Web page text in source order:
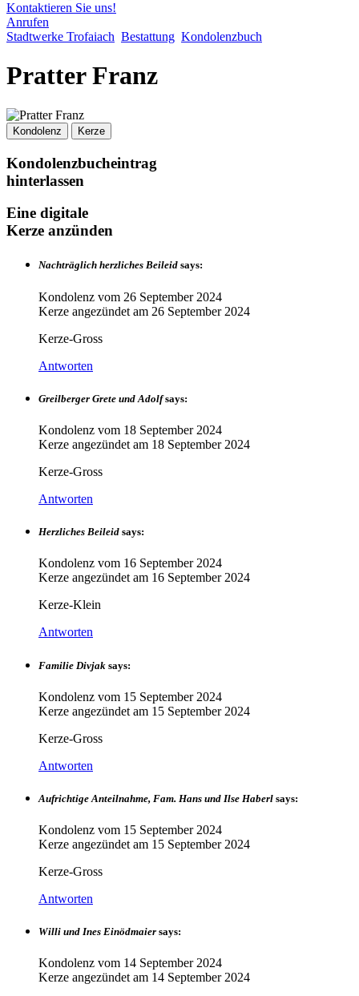
Kontaktieren Sie uns!
Anrufen
Stadtwerke Trofaiach Bestattung Kondolenzbuch
Pratter Franz
Kondolenz Kerze
Kondolenzbucheintrag
hinterlassen
Eine digitale
Kerze anzünden
Nachträglich herzliches Beileid says:
Kondolenz vom 26 September 2024
Kerze angezündet am 26 September 2024
Kerze-Gross
Antworten
Greilberger Grete und Adolf says:
Kondolenz vom 18 September 2024
Kerze angezündet am 18 September 2024
Kerze-Gross
Antworten
Herzliches Beileid says:
Kondolenz vom 16 September 2024
Kerze angezündet am 16 September 2024
Kerze-Klein
Antworten
Familie Divjak says:
Kondolenz vom 15 September 2024
Kerze angezündet am 15 September 2024
Kerze-Gross
Antworten
Aufrichtige Anteilnahme, Fam. Hans und Ilse Haberl says:
Kondolenz vom 15 September 2024
Kerze angezündet am 15 September 2024
Kerze-Gross
Antworten
Willi und Ines Einödmaier says:
Kondolenz vom 14 September 2024
Kerze angezündet am 14 September 2024